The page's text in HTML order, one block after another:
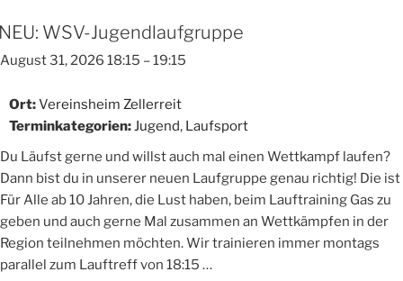
WSV-Jugendlaufgruppe
August 31, 2026 18:15 –19:15
Ort:Vereinsheim Zellerreit
Terminkategorien:Jugend, Laufsport
Du Läufst gerne und willst auch mal einen Wettkampf laufen?
Dann bist du in unserer neuen Laufgruppe genau richtig! Die ist
Für Alle ab 10 Jahren, die Lust haben, beim Lauftraining Gas zu
geben und auch gerne Mal zusammen an Wettkämpfen in der
Region teilnehmen möchten. Wir trainieren immer montags
parallel zum Lauftreff von 18:15 …